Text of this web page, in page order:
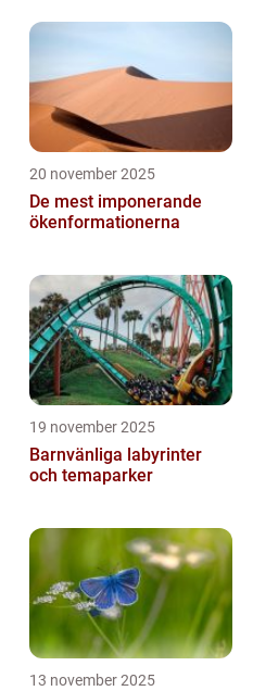
20 november 2025
De mest imponerande
ökenformationerna
19 november 2025
Barnvänliga labyrinter
och temaparker
13 november 2025